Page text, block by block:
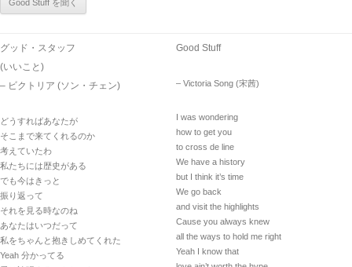
グッド・スタッフ
(いいこと)
– ビクトリア (ソン・チェン)
どうすればあなたが
そこまで来てくれるのか
考えていたわ
私たちには歴史がある
でも今はきっと
振り返って
それを見る時なのね
あなたはいつだって
私をちゃんと抱きしめてくれた
Yeah 分かってる
Good Stuff
– Victoria Song (宋茜)
I was wondering
how to get you
to cross de line
We have a history
but I think it’s time
We go back
and visit the highlights
Cause you always knew
all the ways to hold me right
Yeah I know that